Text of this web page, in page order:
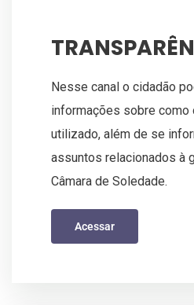
Nesse canal o cidadão
informações sobre como
utilizado, além de se
assuntos relacionados à
Câmara de Soledade.
Acessar